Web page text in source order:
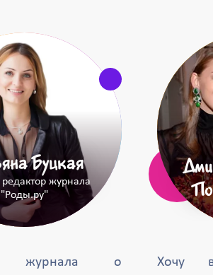
Буцкая
журнала
"Роды.ру"
журнала о Хочу